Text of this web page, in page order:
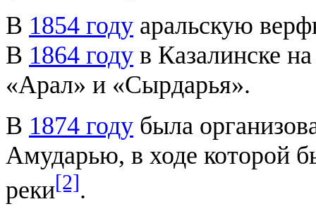
В 1854 году аральскую
В 1864 году в Казалинске
«Арал» и «Сырдарья».
В 1874 году была
Амударью, в ходе которой
реки[2].